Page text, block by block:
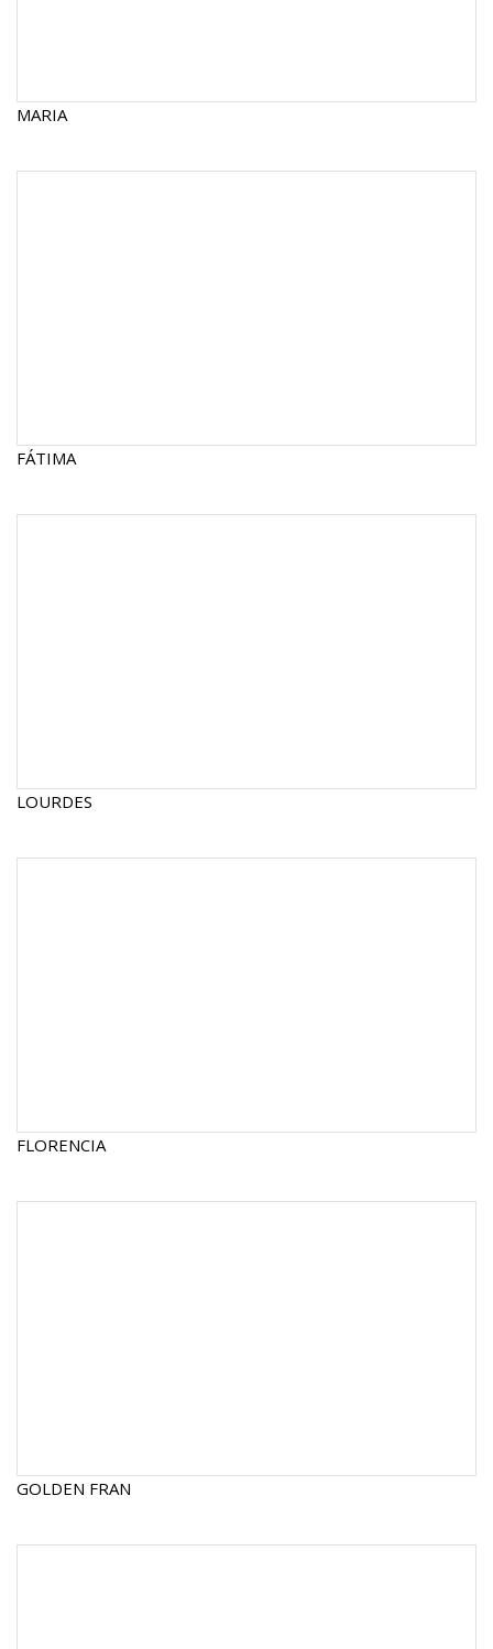
MARIA
FÁTIMA
LOURDES
FLORENCIA
GOLDEN FRAN